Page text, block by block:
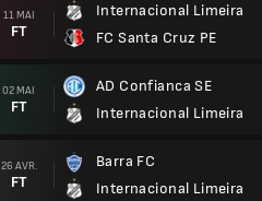
11 MAI
FT
Internacional Limeira
FC Santa Cruz PE
02 MAI
FT
AD Confianca SE
Internacional Limeira
26 AVR.
FT
Barra FC
Internacional Limeira